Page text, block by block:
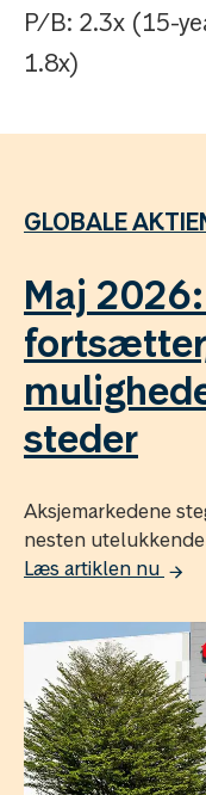
P/B: 2.3x (15-
1.8x)
GLOBALE
Maj
steder
Aksjemarkedene
nesten
Læs artiklen nu